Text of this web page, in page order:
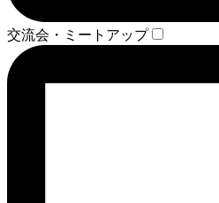
交流会・ミートアップ